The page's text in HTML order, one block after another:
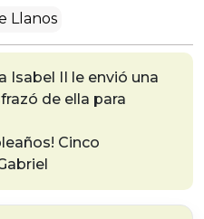
Llanos
Isabel II le envió una
de ella para
Cinco